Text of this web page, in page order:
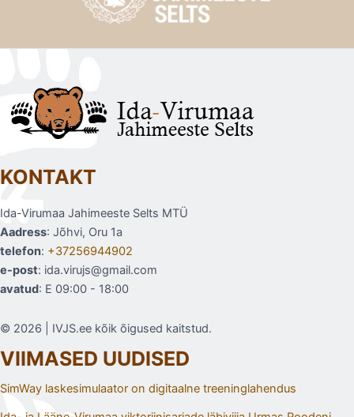
KONTAKT
Ida-Virumaa Jahimeeste Selts MTÜ
Aadress: Jõhvi, Oru 1a
telefon: +37256944902
e-post: ida.virujs@gmail.com
avatud: E 09:00 - 18:00
© 2026 | IVJS.ee kõik õigused kaitstud.
VIIMASED UUDISED
SimWay laskesimulaator on digitaalne treeninglahendus